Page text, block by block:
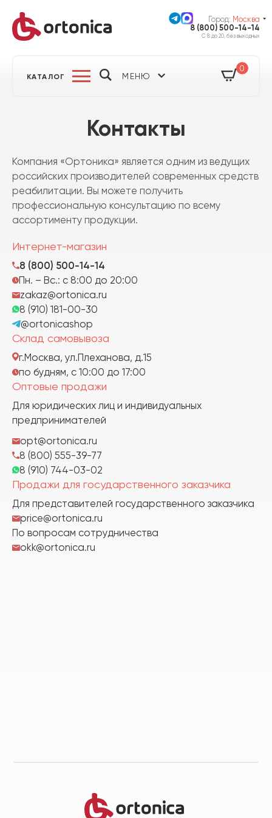
Город: Москва
8 (800) 500-14-14
С 8 до 20, без выходных
КАТАЛОГ МЕНЮ
0
Контакты
Компания «Ортоника» является одним из ведущих
российских производителей современных средств
реабилитации. Вы можете получить
профессиональную консультацию по всему
ассортименту продукции.
Интернет-магазин
8 (800) 500-14-14
Пн. – Вс.: с 8:00 до 20:00
zakaz@ortonica.ru
8 (910) 181-00-30
@ortonicashop
Склад самовывоза
г.Москва, ул.Плеханова, д.15
по будням, с 10:00 до 17:00
Оптовые продажи
Для юридических лиц и индивидуальных
предпринимателей
opt@ortonica.ru
8 (800) 555-39-77
8 (910) 744-03-02
Продажи для государственного заказчика
price@ortonica.ru
Для представителей государственного заказчика
okk@ortonica.ru
По вопросам сотрудничества